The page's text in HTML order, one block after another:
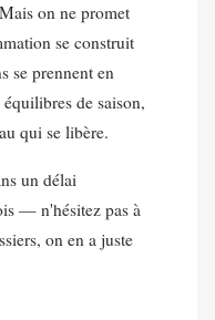
on ne promet
se construit
se prennent en
de saison,
qui se libère.
un délai
— n'hésitez pas à
on en a juste